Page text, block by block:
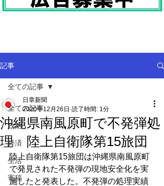
記事
全ての記事
政治
経済
生活
寄稿
全ての記事
沖縄県南風原町で不発弾処
理 陸上自衛隊第15旅団
日章新聞
2020年12月26日 読了時間: 1分
陸上自衛隊第15旅団は沖縄県南風原町
で発見された不発弾の現地安全化を実
施したと発表した。不発弾の処理実績